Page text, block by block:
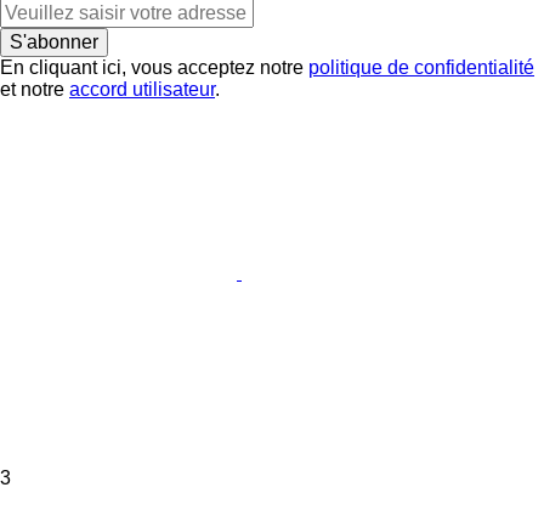
S'abonner
En cliquant ici, vous acceptez notre politique de confidentialité
et notre accord utilisateur.
3